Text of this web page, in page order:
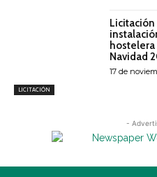
LICITACIÓN
Licitación
hostelera
Navidad
17 de
-